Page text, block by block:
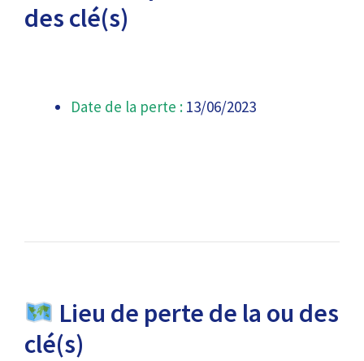
des clé(s)
Date de la perte : 13/06/2023
Lieu de perte de la ou des
clé(s)